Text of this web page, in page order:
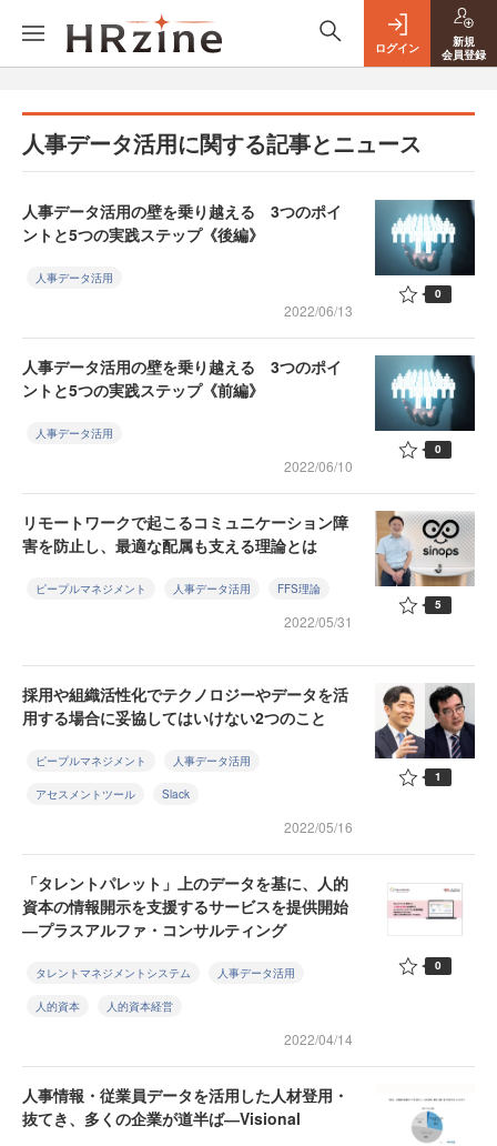
ログイン
新規
会員登録
人事データ活用に関する記事とニュース
人事データ活用の壁を乗り越える 3つのポイ
ントと5つの実践ステップ《後編》
人事データ活用
2022/06/13
0
人事データ活用の壁を乗り越える 3つのポイ
ントと5つの実践ステップ《前編》
人事データ活用
2022/06/10
0
リモートワークで起こるコミュニケーション障
害を防止し、最適な配属も支える理論とは
ピープルマネジメント 人事データ活用 FFS理論
2022/05/31
5
採用や組織活性化でテクノロジーやデータを活
用する場合に妥協してはいけない2つのこと
ピープルマネジメント 人事データ活用
アセスメントツール Slack
2022/05/16
1
「タレントパレット」上のデータを基に、人的
資本の情報開示を支援するサービスを提供開始
―プラスアルファ・コンサルティング
タレントマネジメントシステム 人事データ活用
人的資本 人的資本経営
2022/04/14
0
人事情報・従業員データを活用した人材登用・
抜てき、多くの企業が道半ば―Visional